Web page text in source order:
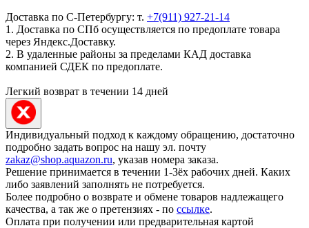
Доставка по С-Петербургу: т. +7(911) 927-21-14
1. Доставка по СПб осуществляется по предоплате товара
через Яндекс.Доставку.
2. В удаленные районы за пределами КАД доставка
компанией СДЕК по предоплате.
Легкий возврат в течении 14 дней
Индивидуальный подход к каждому обращению, достаточно
подробно задать вопрос на нашу эл. почту
zakaz@shop.aquazon.ru, указав номера заказа.
Решение принимается в течении 1-3ёх рабочих дней. Каких
либо заявлений заполнять не потребуется.
Более подробно о возврате и обмене товаров надлежащего
качества, а так же о претензиях - по ссылке.
Оплата при получении или предварительная картой